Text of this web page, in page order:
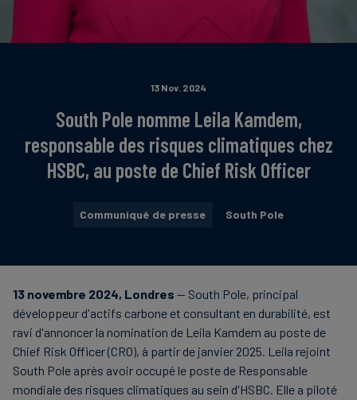
13 Nov. 2024
South Pole nomme Leila Kamdem,
responsable des risques climatiques chez
HSBC, au poste de Chief Risk Officer
Communiqué de presse South Pole
13 novembre 2024, Londres — South Pole, principal
développeur d'actifs carbone et consultant en durabilité, est
ravi d'annoncer la nomination de Leila Kamdem au poste de
Chief Risk Officer (CRO), à partir de janvier 2025. Leila rejoint
South Pole après avoir occupé le poste de Responsable
mondiale des risques climatiques au sein d'HSBC. Elle a piloté